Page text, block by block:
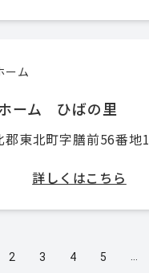
ーム
ーム ひばの里
郡東北町字膳前56番地1
詳しくはこちら
2 3 4 5